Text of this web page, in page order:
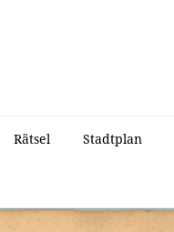
Rätsel Stadtplan